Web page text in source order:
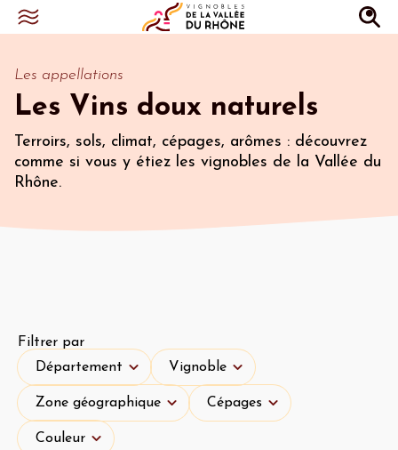
Les appellations
Les Vins doux naturels
Terroirs, sols, climat, cépages, arômes : découvrez
comme si vous y étiez les vignobles de la Vallée du
Rhône.
Filtrer par
Département
Département
Vignoble
Vignoble
Zone géographique
Zone géographique
Cépages
Cépages
Couleur
Couleur